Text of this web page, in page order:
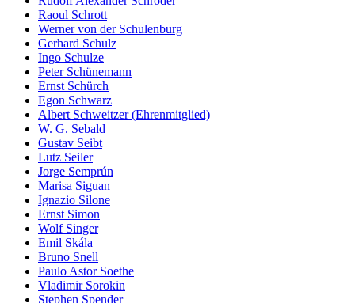
Raoul Schrott
Werner von der Schulenburg
Gerhard Schulz
Ingo Schulze
Peter Schünemann
Ernst Schürch
Egon Schwarz
Albert Schweitzer (Ehrenmitglied)
W. G. Sebald
Gustav Seibt
Lutz Seiler
Jorge Semprún
Marisa Siguan
Ignazio Silone
Ernst Simon
Wolf Singer
Emil Skála
Bruno Snell
Paulo Astor Soethe
Vladimir Sorokin
Stephen Spender